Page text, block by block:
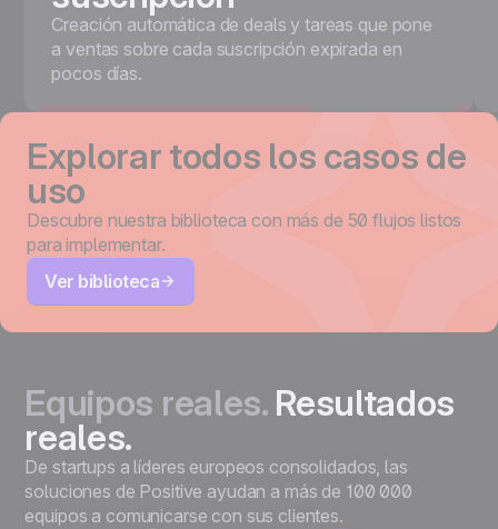
Creación automática de deals y tareas que pone
a ventas sobre cada suscripción expirada en
pocos días.
Explorar todos los casos de
uso
Descubre nuestra biblioteca con más de 50 flujos listos
para implementar.
Ver biblioteca
Equipos reales.Resultados
reales.
De startups a líderes europeos consolidados, las
soluciones de Positive ayudan a más de 100 000
equipos a comunicarse con sus clientes.